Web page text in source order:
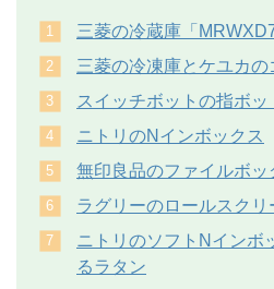
三菱の冷蔵庫「
三菱の冷凍庫とケユカの
スイッチボットの指ボッ
ニトリのNインボックス
無印良品のファイルボッ
ラグリーのロールスクリ
ニトリのソフトNインボ
るラタン